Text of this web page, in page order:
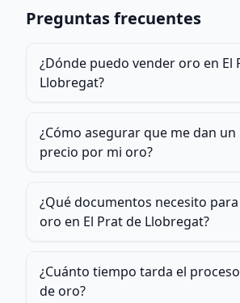
Preguntas frecuentes
¿Dónde puedo vender oro en El
Llobregat?
¿Cómo asegurar que me dan un
precio por mi oro?
¿Qué documentos necesito
oro en El Prat de Llobregat?
¿Cuánto tiempo tarda el
de oro?